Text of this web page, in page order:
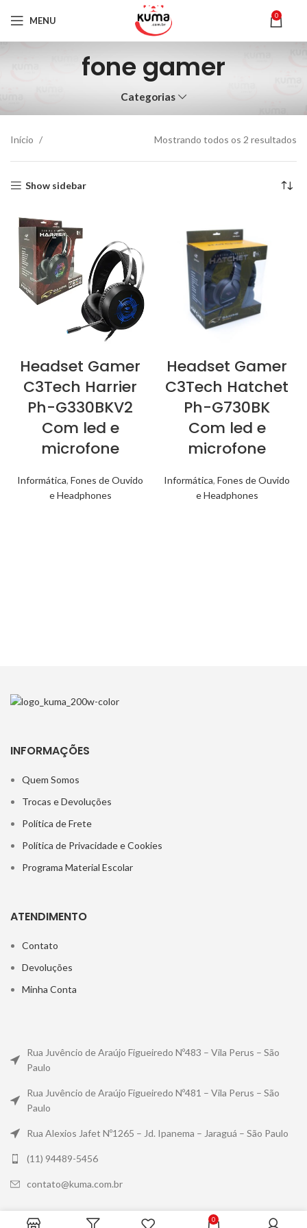
MENU 0
fone gamer
Categorias
Início Mostrando todos os 2 resultados
Show sidebar
Headset Gamer
C3Tech Harrier
Ph-G330BKV2
Com led e
microfone
Informática, Fones de Ouvido
e Headphones
Headset Gamer
C3Tech Hatchet
Ph-G730BK
Com led e
microfone
Informática, Fones de Ouvido
e Headphones
INFORMAÇÕES
Quem Somos
Trocas e Devoluções
Política de Frete
Política de Privacidade e Cookies
Programa Material Escolar
ATENDIMENTO
Contato
Devoluções
Minha Conta
Rua Juvêncio de Araújo Figueiredo Nº483 – Vila Perus – São
Paulo
Rua Juvêncio de Araújo Figueiredo Nº481 – Vila Perus – São
Paulo
Rua Alexios Jafet Nº1265 – Jd. Ipanema – Jaraguá – São Paulo
(11) 94489-5456
contato@kuma.com.br
0